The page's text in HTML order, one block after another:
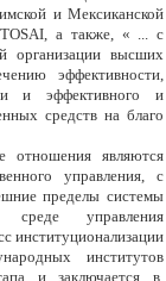
и Мексиканской
а также, « ... с
организации высших
эффективности,
и эффективного и
средств на благо
отношения являются
управления, с
пределы системы
среде управления
институционализации
институтов
и заключается в